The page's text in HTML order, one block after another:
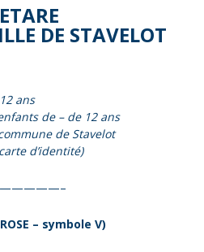
DE STAVELOT
ans
de – de 12 ans
de Stavelot
d’identité)
– symbole V)